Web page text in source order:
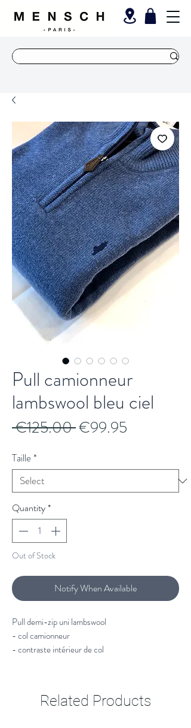
Pull camionneur
lambswool bleu ciel
€125.00 Regular
€99.95
Taille*
Quantity*
Out of Stock
Notify When Available
Pull demi-zip uni lambswool
- col camionneur
- contraste intérieur de col
Related Products